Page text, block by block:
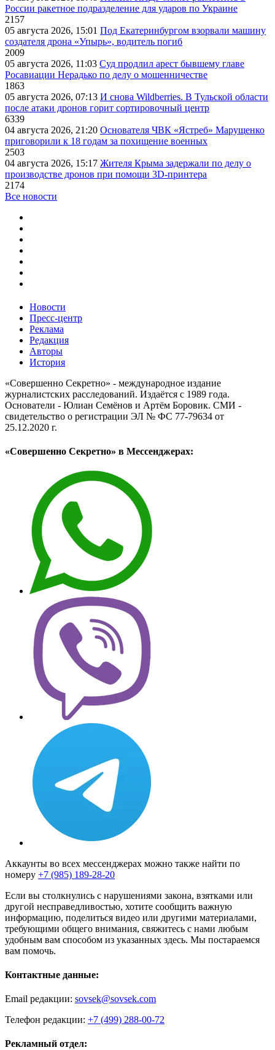
России ракетное подразделение для ударов по Украине
2157
05 августа 2026, 15:01 Под Екатеринбургом взорвали машину
создателя дрона «Упырь», водитель погиб
2009
05 августа 2026, 11:03 Суд продлил арест бывшему главе
Росавиации Нерадько по делу о мошенничестве
1863
05 августа 2026, 07:13 И снова Wildberries. В Тульской области
после атаки дронов горит сортировочный центр
6339
04 августа 2026, 21:20 Основателя ЧВК «Ястреб» Марущенко
приговорили к 18 годам за похищение военных
2503
04 августа 2026, 15:17 Жителя Крыма задержали по делу о
производстве дронов при помощи 3D‑принтера
2174
Все новости
Новости
Пресс-центр
Реклама
Редакция
Авторы
История
«Совершенно Секретно» - международное издание
журналистских расследований. Издаётся с 1989 года.
Основатели - Юлиан Семёнов и Артём Боровик. CМИ -
свидетельство о регистрации ЭЛ № ФС 77-79634 от
25.12.2020 г.
«Совершенно Секретно» в Мессенджерах:
Аккаунты во всех мессенджерах можно также найти по
номеру +7 (985) 189-28-20
Если вы столкнулись с нарушениями закона, взятками или
другой несправедливостью, хотите сообщить важную
информацию, поделиться видео или другими материалами,
требующими общего внимания, свяжитесь с нами любым
удобным вам способом из указанных здесь. Мы постараемся
вам помочь.
Контактные данные:
Email редакции: sovsek@sovsek.com
Телефон редакции: +7 (499) 288-00-72
Рекламный отдел: